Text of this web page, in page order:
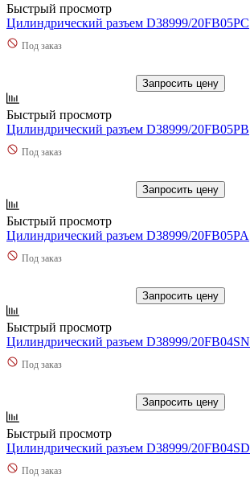
Быстрый просмотр
Цилиндрический разъем D38999/20FB05PC
Под заказ
Запросить цену
Быстрый просмотр
Цилиндрический разъем D38999/20FB05PB
Под заказ
Запросить цену
Быстрый просмотр
Цилиндрический разъем D38999/20FB05PA
Под заказ
Запросить цену
Быстрый просмотр
Цилиндрический разъем D38999/20FB04SN
Под заказ
Запросить цену
Быстрый просмотр
Цилиндрический разъем D38999/20FB04SD
Под заказ